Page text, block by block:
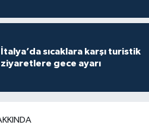
İtalya’da sıcaklara karşı turistik
ziyaretlere gece ayarı